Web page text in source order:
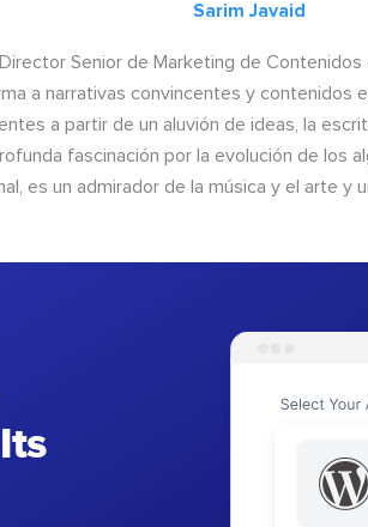
Sarim Javaid
Senior de Marketing de
a narrativas convincentes y contenidos
a partir de un aluvión de ideas, la
fascinación por la evolución de los
es un admirador de la música y el arte y